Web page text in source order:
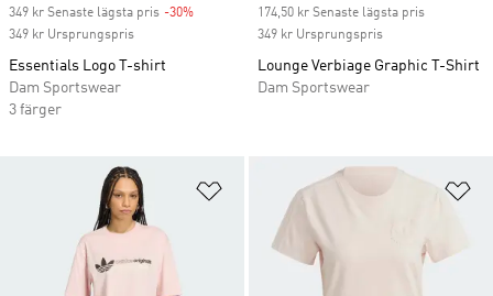
349 kr Senaste lägsta pris -30%
349 kr Ursprungspris
Essentials Logo T-shirt
Dam Sportswear
3 färger
174,50 kr Senaste lägsta pris
349 kr Ursprungspris
Lounge Verbiage Graphic T-Shirt
Dam Sportswear
Lägg till på önskelistan